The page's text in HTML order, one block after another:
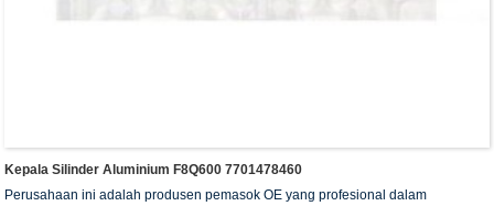
Kepala Silinder Aluminium F8Q600 7701478460
Perusahaan ini adalah produsen pemasok OE yang profesional dalam